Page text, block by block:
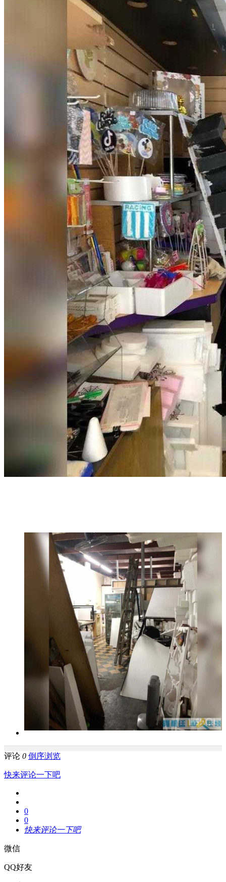
评论 0 倒序浏览
快来评论一下吧
0
0
快来评论一下吧
微信
QQ好友